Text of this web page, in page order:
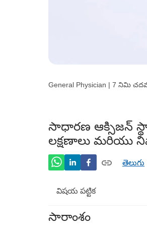
General Physician | 7 నిమి
సాధారణ ఆక్సిజన్
లక్షణాలు మరియు
తెలుగు
విషయ పట్టిక
రక్త ఆక్సిజన్
సారాంశం